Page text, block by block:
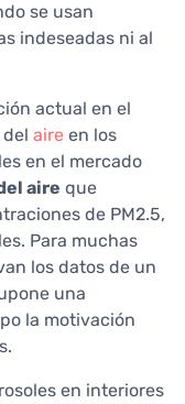
se usan
indeseadas ni al
actual en el
aire en los
en el mercado
aire que
de PM2.5,
Para muchas
los datos de un
una
la motivación
en interiores